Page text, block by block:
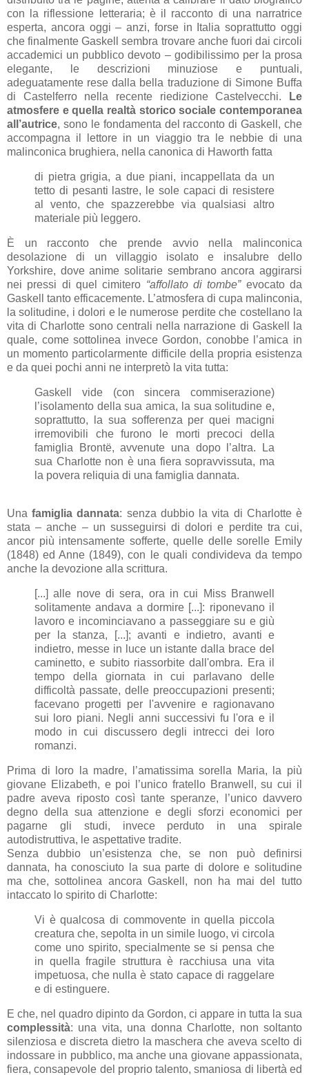
con la riflessione letteraria; è il racconto di una narratrice
esperta, ancora oggi – anzi, forse in Italia soprattutto oggi
che finalmente Gaskell sembra trovare anche fuori dai circoli
accademici un pubblico devoto – godibilissimo per la prosa
elegante, le descrizioni minuziose e puntuali,
adeguatamente rese dalla bella traduzione di Simone Buffa
di Castelferro nella recente riedizione Castelvecchi.
Le
atmosfere e quella realtà storico sociale contemporanea
all’autrice, sono le fondamenta del racconto di Gaskell, che
accompagna il lettore in un viaggio tra le nebbie di una
malinconica brughiera, nella canonica di Haworth fatta
di pietra grigia, a due piani, incappellata da un
tetto di pesanti lastre, le sole capaci di resistere
al vento, che spazzerebbe via qualsiasi altro
materiale più leggero.
È un racconto che prende avvio nella malinconica
desolazione di un villaggio isolato e insalubre dello
Yorkshire, dove anime solitarie sembrano ancora aggirarsi
nei pressi di quel cimitero “affollato di tombe”evocato da
Gaskell tanto efficacemente. L’atmosfera di cupa malinconia,
la solitudine, i dolori e le numerose perdite che costellano la
vita di Charlotte sono centrali nella narrazione di Gaskell la
quale, come sottolinea invece Gordon, conobbe l’amica in
un momento particolarmente difficile della propria esistenza
e da quei pochi anni ne interpretò la vita tutta:
Gaskell vide (con sincera commiserazione)
l’isolamento della sua amica, la sua solitudine e,
soprattutto, la sua sofferenza per quei macigni
irremovibili che furono le morti precoci della
famiglia Brontë, avvenute una dopo l’altra. La
sua Charlotte non è una fiera sopravvissuta, ma
la povera reliquia di una famiglia dannata.
Unafamiglia dannata: senza dubbio la vita di Charlotte è
stata – anche – un susseguirsi di dolori e perdite tra cui,
ancor più intensamente sofferte, quelle delle sorelle Emily
(1848) ed Anne (1849), con le quali condivideva da tempo
anche la devozione alla scrittura.
[...] alle nove di sera, ora in cui Miss Branwell
solitamente andava a dormire [...]: riponevano il
lavoro e incominciavano a passeggiare su e giù
per la stanza, [...]; avanti e indietro, avanti e
indietro, messe in luce un istante dalla brace del
caminetto, e subito riassorbite dall'ombra. Era il
tempo della giornata in cui parlavano delle
difficoltà passate, delle preoccupazioni presenti;
facevano progetti per l'avvenire e ragionavano
sui loro piani. Negli anni successivi fu l'ora e il
modo in cui discussero degli intrecci dei loro
romanzi.
Prima di loro la madre, l’amatissima sorella Maria, la più
giovane Elizabeth, e poi l’unico fratello Branwell, su cui il
padre aveva riposto così tante speranze, l’unico davvero
degno della sua attenzione e degli sforzi economici per
pagarne gli studi, invece perduto in una spirale
autodistruttiva, le aspettative tradite.
Senza dubbio un’esistenza che, se non può definirsi
dannata, ha conosciuto la sua parte di dolore e solitudine
ma che, sottolinea ancora Gaskell, non ha mai del tutto
intaccato lo spirito di Charlotte:
Vi è qualcosa di commovente in quella piccola
creatura che, sepolta in un simile luogo, vi circola
come uno spirito, specialmente se si pensa che
in quella fragile struttura è racchiusa una vita
impetuosa, che nulla è stato capace di raggelare
e di estinguere.
E che, nel quadro dipinto da Gordon, ci appare in tutta la sua
complessità: una vita, una donna Charlotte, non soltanto
silenziosa e discreta dietro la maschera che aveva scelto di
indossare in pubblico, ma anche una giovane appassionata,
fiera, consapevole del proprio talento, smaniosa di libertà ed